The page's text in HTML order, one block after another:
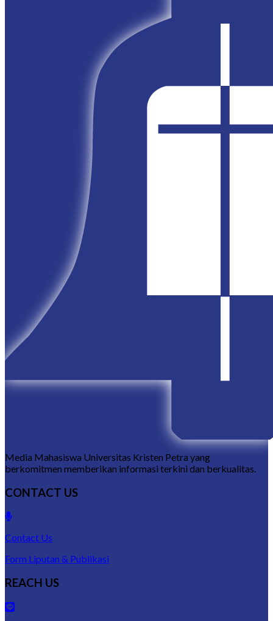
Media Mahasiswa Universitas Kristen Petra yang
berkomitmen memberikan informasi terkini dan berkualitas.
CONTACT US
Contact Us
Form Liputan & Publikasi
REACH US